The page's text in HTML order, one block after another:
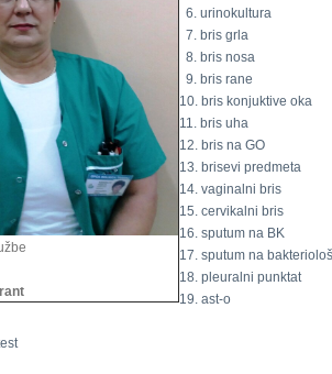
6. urinokultura
7. bris grla
8. bris nosa
9. bris rane
10. bris konjuktive oka
11. bris uha
12. bris na GO
13. brisevi predmeta
14. vaginalni bris
15. cervikalni bris
16. sputum na BK
17. sputum na
18. pleuralni punktat
19. ast-o